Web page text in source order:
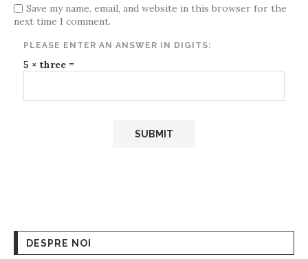
Save my name, email, and website in this browser for the
next time I comment.
PLEASE ENTER AN ANSWER IN DIGITS:
5 × three =
DESPRE NOI